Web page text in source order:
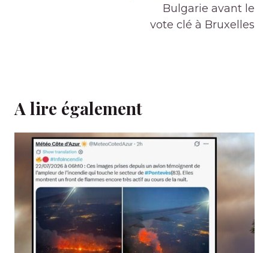
Bulgarie avant le
vote clé à Bruxelles
A lire également